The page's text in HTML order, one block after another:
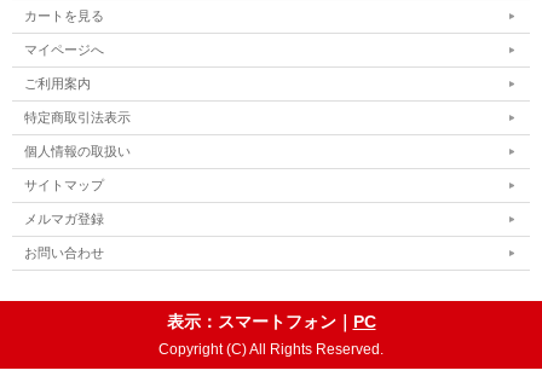
カートを見る
マイページへ
ご利用案内
特定商取引法表示
個人情報の取扱い
サイトマップ
メルマガ登録
お問い合わせ
表示：スマートフォン｜ PC
Copyright (C) All Rights Reserved.